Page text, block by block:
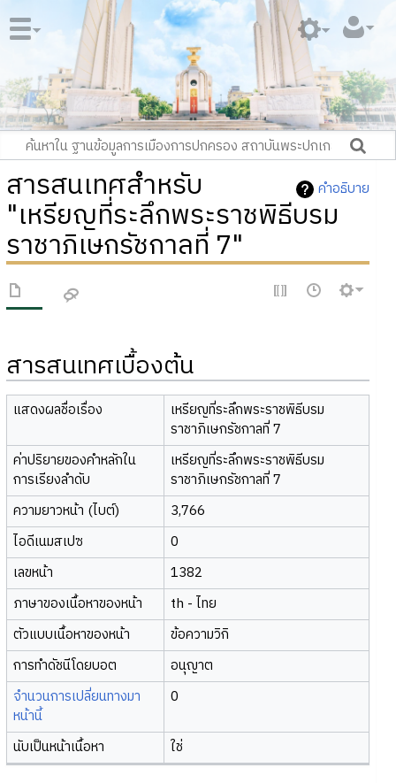
คำอธิบาย
สารสนเทศสำหรับ
"เหรียญที่ระลึกพระราชพิธีบรม
ราชาภิเษกรัชกาลที่ 7"
สารสนเทศเบื้องต้น
แสดงผลชื่อเรื่อง
เหรียญที่ระลึกพระราชพิธีบรม
ราชาภิเษกรัชกาลที่ 7
ค่าปริยายของคำหลักใน
การเรียงลำดับ
เหรียญที่ระลึกพระราชพิธีบรม
ราชาภิเษกรัชกาลที่ 7
ความยาวหน้า (ไบต์)
3,766
ไอดีเนมสเปซ
0
เลขหน้า
1382
ภาษาของเนื้อหาของหน้า
th - ไทย
ตัวแบบเนื้อหาของหน้า
ข้อความวิกิ
การทำดัชนีโดยบอต
อนุญาต
จำนวนการเปลี่ยนทางมา
หน้านี้
0
นับเป็นหน้าเนื้อหา ใช่